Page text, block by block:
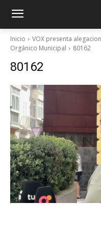
Inicio
VOX presenta
Orgánico Municipal
80162
80162